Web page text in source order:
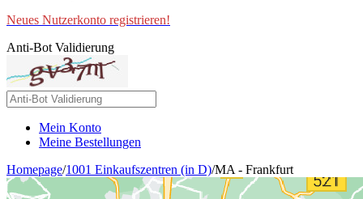
Neues Nutzerkonto registrieren!
Anti-Bot Validierung
Mein Konto
Meine Bestellungen
Homepage/1001 Einkaufszentren (in D)/MA - Frankfurt